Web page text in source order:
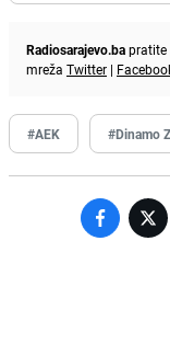
Radiosarajevo.bapratite
mreža Twitter |
#AEK #Dinamo